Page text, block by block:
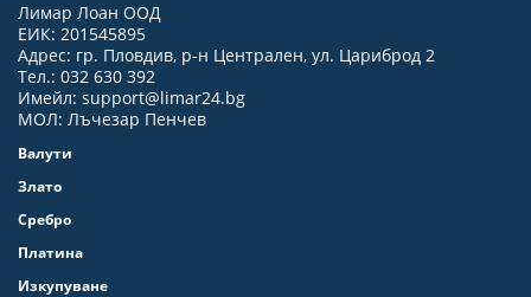
Лимар Лоан ООД
ЕИК: 201545895
Адрес: гр. Пловдив, р-н Централен, ул. Цариброд 2
Тел.: 032 630 392
Имейл: support@limar24.bg
МОЛ: Лъчезар Пенчев
Валути
Злато
Сребро
Платина
Изкупуване